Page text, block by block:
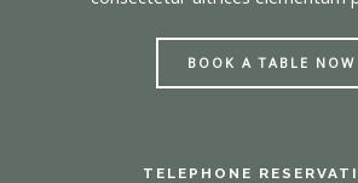
BOOK A TABLE NOW
TELEPHONE